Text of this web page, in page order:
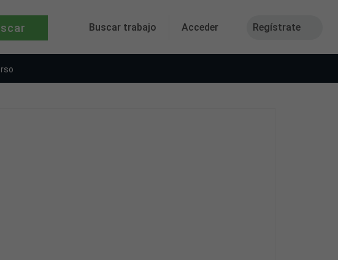
Buscar trabajo Acceder Regístrate